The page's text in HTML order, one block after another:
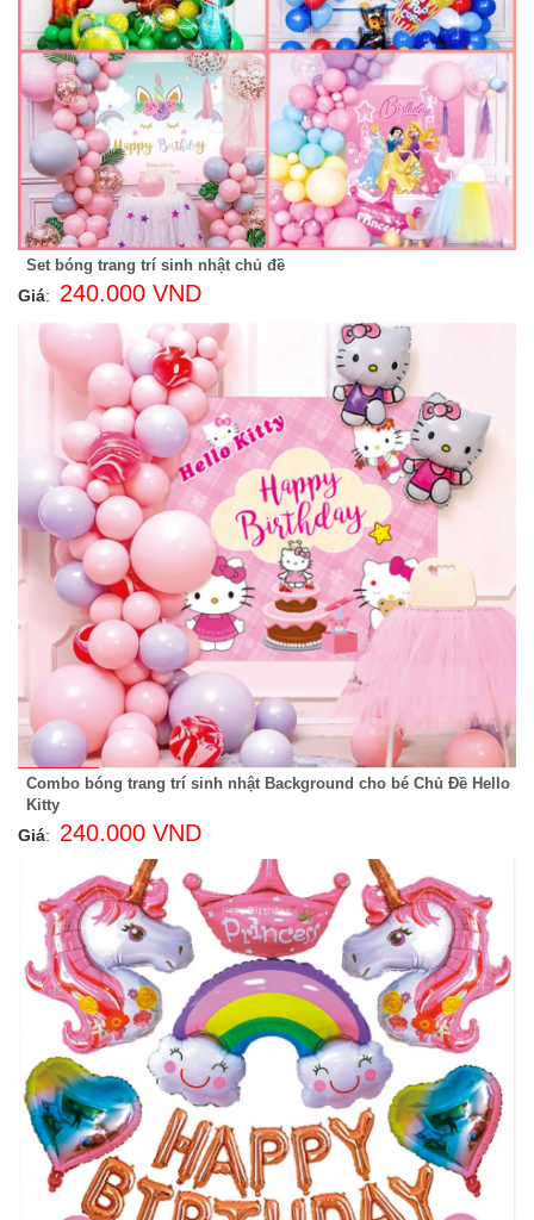
Set bóng trang trí sinh nhật chủ đề
Giá: 240.000 VND
Combo bóng trang trí sinh nhật Background cho bé Chủ Đề Hello
Kitty
Giá: 240.000 VND